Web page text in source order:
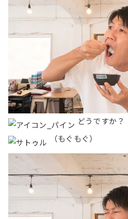
どうですか？
（もぐもぐ）